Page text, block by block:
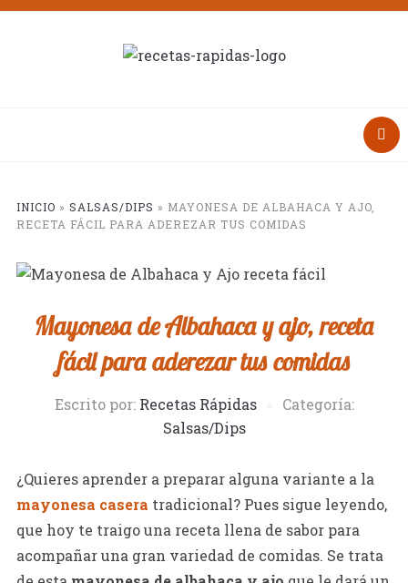
INICIO » SALSAS/DIPS » MAYONESA DE ALBAHACA Y AJO,
RECETA FÁCIL PARA ADEREZAR TUS COMIDAS
Mayonesa de Albahaca y ajo, receta
fácil para aderezar tus comidas
Escrito por: Recetas Rápidas
Categoría:
Salsas/Dips
¿Quieres aprender a preparar alguna variante a la
mayonesa casera tradicional? Pues sigue leyendo,
que hoy te traigo una receta llena de sabor para
acompañar una gran variedad de comidas. Se trata